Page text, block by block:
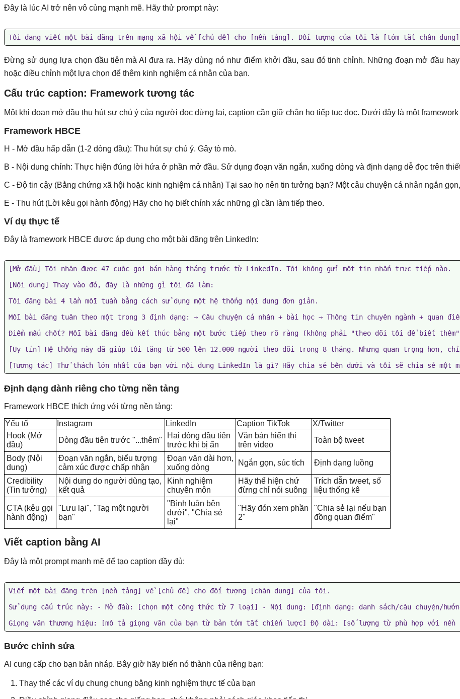
Đây là lúc AI trở nên vô cùng mạnh mẽ. Hãy thử prompt này:
Tôi đang viết một bài đăng trên mạng xã hội về [chủ đề] cho [nền tảng]. Đối tượng của tôi là [tóm tắt chân
Đừng sử dụng lựa chọn đầu tiên mà AI đưa ra. Hãy dùng nó như điểm khởi đầu, sau đó tinh chỉnh. Những đoạn mở đầu
hoặc điều chỉnh một lựa chọn để thêm kinh nghiệm cá nhân của bạn.
Cấu trúc caption: Framework tương tác
Một khi đoạn mở đầu thu hút sự chú ý của người đọc dừng lại, caption cần giữ chân họ tiếp tục đọc. Dưới đây là một
Framework HBCE
H - Mở đầu hấp dẫn (1-2 dòng đầu): Thu hút sự chú ý. Gây tò mò.
B - Nội dung chính: Thực hiện đúng lời hứa ở phần mở đầu. Sử dụng đoạn văn ngắn, xuống dòng và định dạng dễ đọc trên
C - Độ tin cậy (Bằng chứng xã hội hoặc kinh nghiệm cá nhân) Tại sao họ nên tin tưởng bạn? Một câu chuyện cá nhân ngắn
E - Thu hút (Lời kêu gọi hành động) Hãy cho họ biết chính xác những gì cần làm tiếp theo.
Ví dụ thực tế
Đây là framework HBCE được áp dụng cho một bài đăng trên LinkedIn:
[Mở đầu] Tôi nhận được 47 cuộc gọi bán hàng tháng trước từ LinkedIn. Tôi không gửi một tin nhắn trực tiếp nào.
[Nội dung] Thay vào đó, đây là những gì tôi đã làm:
Tôi đăng bài 4 lần mỗi tuần bằng cách sử dụng một hệ thống nội dung đơn giản.
Mỗi bài đăng tuân theo một trong 3 định dạng: → Câu chuyện cá nhân + bài học → Thông tin chuyên ngành + quan
Điểm mấu chốt? Mỗi bài đăng đều kết thúc bằng một bước tiếp theo rõ ràng (không phải "theo dõi tôi để biết
[Uy tín] Hệ thống này đã giúp tôi tăng từ 500 lên 12.000 người theo dõi trong 8 tháng. Nhưng quan trọng hơn,
[Tương tác] Thử thách lớn nhất của bạn với nội dung LinkedIn là gì? Hãy chia sẻ bên dưới và tôi sẽ chia sẻ một
Định dạng dành riêng cho từng nền tảng
Framework HBCE thích ứng với từng nền tảng:
Yếu tố
Instagram LinkedIn Caption TikTok
X/Twitter
Hook (Mở
đầu)
Dòng đầu tiên trước "...thêm"
Hai dòng đầu tiên
trước khi bị ẩn
Văn bản hiển thị
trên video
Toàn bộ tweet
Body (Nội
dung)
Đoạn văn ngắn, biểu tượng
cảm xúc được chấp nhận
Đoạn văn dài hơn,
xuống dòng
Ngắn gọn, súc tích Định dạng luồng
Credibility
(Tin tưởng)
Nội dung do người dùng tạo,
kết quả
Kinh nghiệm
chuyên môn
Hãy thể hiện chứ
đừng chỉ nói suông
Trích dẫn tweet, số
liệu thống kê
CTA (kêu gọi
hành động)
"Lưu lại", "Tag một người
bạn"
"Bình luận bên
dưới", "Chia sẻ
lại"
"Hãy đón xem phần
2"
"Chia sẻ lại nếu bạn
đồng quan điểm"
Viết caption bằng AI
Đây là một prompt mạnh mẽ để tạo caption đầy đủ:
Viết một bài đăng trên [nền tảng] về [chủ đề] cho đối tượng [chân dung] của tôi.
Sử dụng cấu trúc này: - Mở đầu: [chọn một công thức từ 7 loại] - Nội dung: [định dạng: danh sách/câu chuyện/
Giọng văn thương hiệu: [mô tả giọng văn của bạn từ bản tóm tắt chiến lược] Độ dài: [số lượng từ phù hợp với nền
Bước chỉnh sửa
AI cung cấp cho bạn bản nháp. Bây giờ hãy biến nó thành của riêng bạn:
Thay thế các ví dụ chung chung bằng kinh nghiệm thực tế của bạn